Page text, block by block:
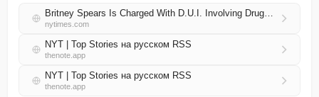
Britney Spears Is Charged With D.U.I. Involving Drugs and Alcohol
nytimes.com
NYT | Top Stories на русском RSS
thenote.app
NYT | Top Stories на русском RSS
thenote.app